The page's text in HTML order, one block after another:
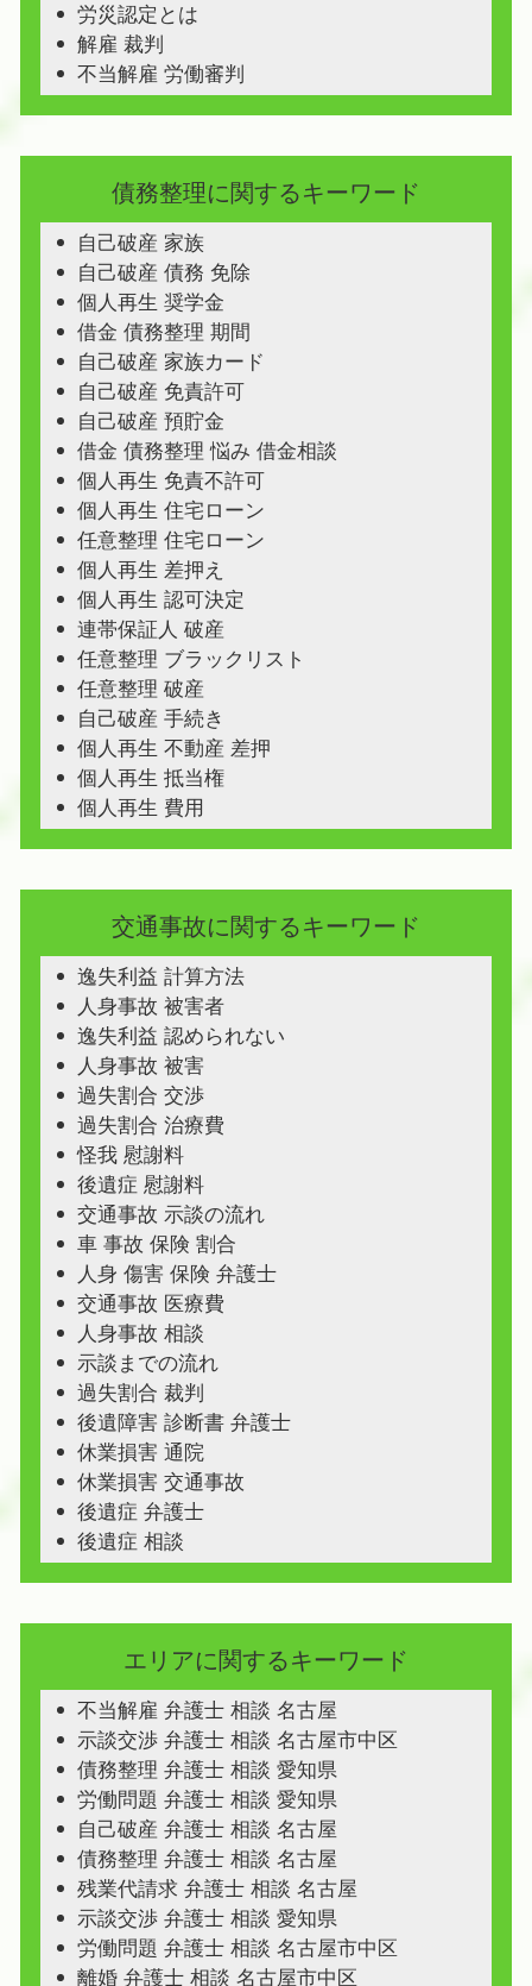
労災認定とは
解雇 裁判
不当解雇 労働審判
債務整理に関するキーワード
自己破産 家族
自己破産 債務 免除
個人再生 奨学金
借金 債務整理 期間
自己破産 家族カード
自己破産 免責許可
自己破産 預貯金
借金 債務整理 悩み 借金相談
個人再生 免責不許可
個人再生 住宅ローン
任意整理 住宅ローン
個人再生 差押え
個人再生 認可決定
連帯保証人 破産
任意整理 ブラックリスト
任意整理 破産
自己破産 手続き
個人再生 不動産 差押
個人再生 抵当権
個人再生 費用
交通事故に関するキーワード
逸失利益 計算方法
人身事故 被害者
逸失利益 認められない
人身事故 被害
過失割合 交渉
過失割合 治療費
怪我 慰謝料
後遺症 慰謝料
交通事故 示談の流れ
車 事故 保険 割合
人身 傷害 保険 弁護士
交通事故 医療費
人身事故 相談
示談までの流れ
過失割合 裁判
後遺障害 診断書 弁護士
休業損害 通院
休業損害 交通事故
後遺症 弁護士
後遺症 相談
エリアに関するキーワード
不当解雇 弁護士 相談 名古屋
示談交渉 弁護士 相談 名古屋市中区
債務整理 弁護士 相談 愛知県
労働問題 弁護士 相談 愛知県
自己破産 弁護士 相談 名古屋
債務整理 弁護士 相談 名古屋
残業代請求 弁護士 相談 名古屋
示談交渉 弁護士 相談 愛知県
労働問題 弁護士 相談 名古屋市中区
離婚 弁護士 相談 名古屋市中区